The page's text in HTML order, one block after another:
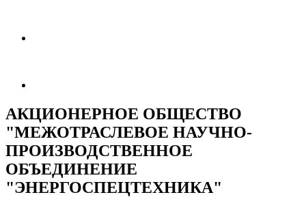
АКЦИОНЕРНОЕ ОБЩЕСТВО
"МЕЖОТРАСЛЕВОЕ НАУЧНО-
ПРОИЗВОДСТВЕННОЕ
ОБЪЕДИНЕНИЕ
"ЭНЕРГОСПЕЦТЕХНИКА"